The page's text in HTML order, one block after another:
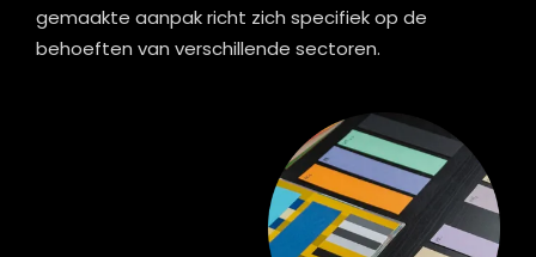
gemaakte aanpak richt zich specifiek op de
behoeften van verschillende sectoren.